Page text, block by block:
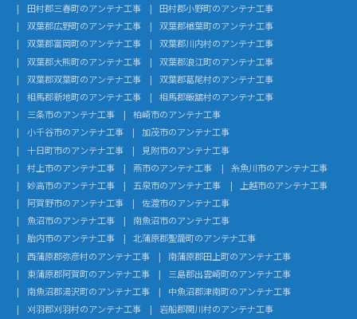
田村郡三春町のアンテナ工事
田村郡小野町のアンテナ工事
双葉郡広野町のアンテナ工事
双葉郡楢葉町のアンテナ工事
双葉郡富岡町のアンテナ工事
双葉郡川内村のアンテナ工事
双葉郡大熊町のアンテナ工事
双葉郡浪江町のアンテナ工事
双葉郡双葉町のアンテナ工事
双葉郡葛尾村のアンテナ工事
相馬郡新地町のアンテナ工事
相馬郡飯舘村のアンテナ工事
三条市のアンテナ工事
柏崎市のアンテナ工事
小千谷市のアンテナ工事
加茂市のアンテナ工事
十日町市のアンテナ工事
見附市のアンテナ工事
村上市のアンテナ工事
燕市のアンテナ工事
糸魚川市のアンテナ工事
妙高市のアンテナ工事
五泉市のアンテナ工事
上越市のアンテナ工事
阿賀野市のアンテナ工事
佐渡市のアンテナ工事
魚沼市のアンテナ工事
南魚沼市のアンテナ工事
胎内市のアンテナ工事
北蒲原郡聖籠町のアンテナ工事
西蒲原郡弥彦村のアンテナ工事
南蒲原郡田上町のアンテナ工事
東蒲原郡阿賀町のアンテナ工事
三島郡出雲崎町のアンテナ工事
南魚沼郡湯沢町のアンテナ工事
中魚沼郡津南町のアンテナ工事
刈羽郡刈羽村のアンテナ工事
岩船郡関川村のアンテナ工事